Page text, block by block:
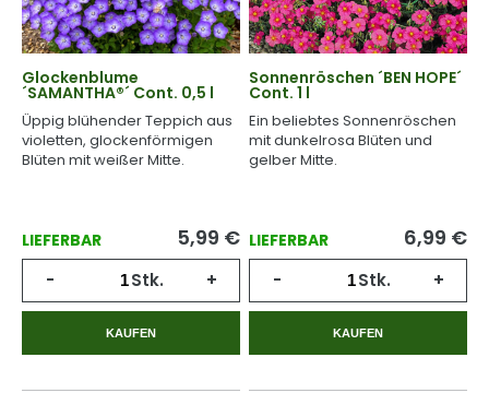
Glockenblume
´SAMANTHA®´ Cont. 0,5 l
Üppig blühender Teppich aus
violetten, glockenförmigen
Blüten mit weißer Mitte.
LIEFERBAR 5,99 €
- Stk. +
KAUFEN
Sonnenröschen ´BEN HOPE´
Cont. 1 l
Ein beliebtes Sonnenröschen
mit dunkelrosa Blüten und
gelber Mitte.
LIEFERBAR 6,99 €
- Stk. +
KAUFEN